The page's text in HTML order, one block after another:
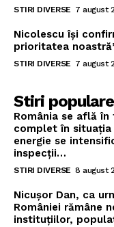
STIRI DIVERSE 7 august
Nicolescu își
prioritatea
STIRI DIVERSE 7 august
Stiri populare
România se află
complet în
energie se
inspecții…
STIRI DIVERSE 8 august
Nicușor Dan, ca
României rămâne
instituțiilor,